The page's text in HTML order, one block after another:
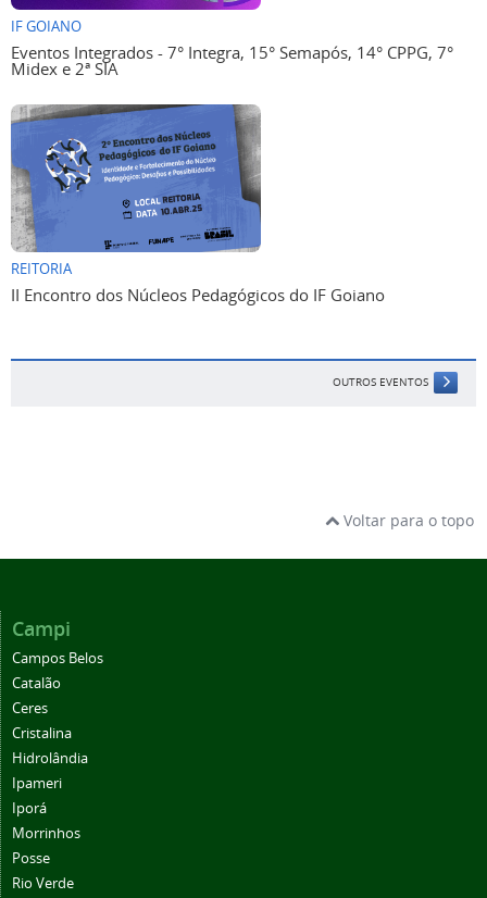
IF GOIANO
Eventos Integrados - 7° Integra, 15° Semapós, 14° CPPG, 7°
Midex e 2ª SIA
REITORIA
II Encontro dos Núcleos Pedagógicos do IF Goiano
OUTROS EVENTOS
Voltar para o topo
Campi
Campos Belos
Catalão
Ceres
Cristalina
Hidrolândia
Ipameri
Iporá
Morrinhos
Posse
Rio Verde